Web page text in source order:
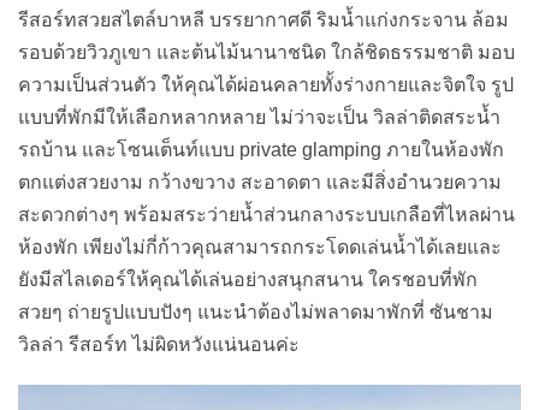
รีสอร์ทสวยสไตล์บาหลี บรรยากาศดี ริมน้ำแก่งกระจาน ล้อม
รอบด้วยวิวภูเขา และต้นไม้นานาชนิด ใกล้ชิดธรรมชาติ มอบ
ความเป็นส่วนตัว ให้คุณได้ผ่อนคลายทั้งร่างกายและจิตใจ รูป
แบบที่พักมีให้เลือกหลากหลาย ไม่ว่าจะเป็น วิลล่าติดสระน้ำ
รถบ้าน และโซนเต็นท์แบบ private glamping ภายในห้องพัก
ตกแต่งสวยงาม กว้างขวาง สะอาดตา และมีสิ่งอำนวยความ
สะดวกต่างๆ พร้อมสระว่ายน้ำส่วนกลางระบบเกลือที่ไหลผ่าน
ห้องพัก เพียงไม่กี่ก้าวคุณสามารถกระโดดเล่นน้ำได้เลยและ
ยังมีสไลเดอร์ให้คุณได้เล่นอย่างสนุกสนาน ใครชอบที่พัก
สวยๆ ถ่ายรูปแบบปังๆ แนะนำต้องไม่พลาดมาพักที่ ซันชาม
วิลล่า รีสอร์ท ไม่ผิดหวังแน่นอนค่ะ